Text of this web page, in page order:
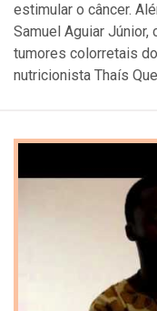
estimular o câncer.
Samuel Aguiar
tumores colorretais do
nutricionista Thaís